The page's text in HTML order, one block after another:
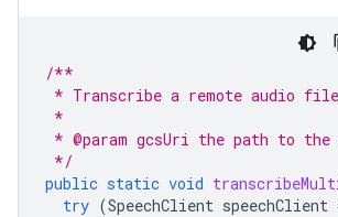
/**
* Transcribe a remote audio
*
* @param gcsUri the path to
*/
public static void
try (SpeechClient speechClient